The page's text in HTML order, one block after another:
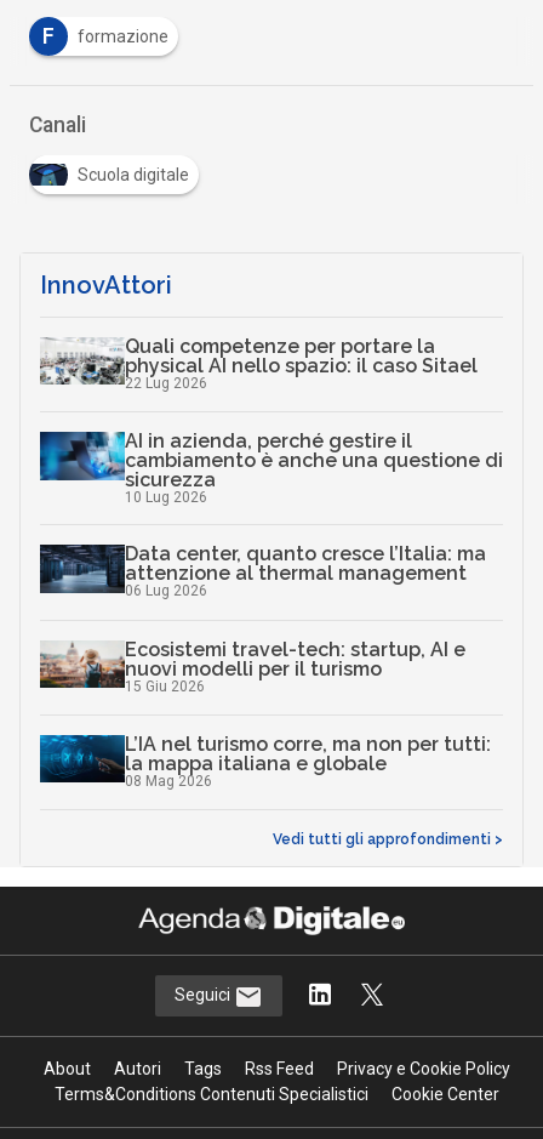
F formazione
Canali
Scuola digitale
InnovAttori
Quali competenze per portare la
physical AI nello spazio: il caso Sitael
22 Lug 2026
AI in azienda, perché gestire il
cambiamento è anche una questione di
sicurezza
10 Lug 2026
Data center, quanto cresce l’Italia: ma
attenzione al thermal management
06 Lug 2026
Ecosistemi travel-tech: startup, AI e
nuovi modelli per il turismo
15 Giu 2026
L’IA nel turismo corre, ma non per tutti:
la mappa italiana e globale
08 Mag 2026
Vedi tutti gli approfondimenti >
Seguici
About Autori Tags Rss Feed
Privacy e Cookie Policy
Terms&Conditions Contenuti Specialistici
Cookie Center